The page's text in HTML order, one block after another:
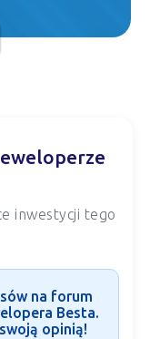
inwestycji tego
na forum
Besta.
opinią!